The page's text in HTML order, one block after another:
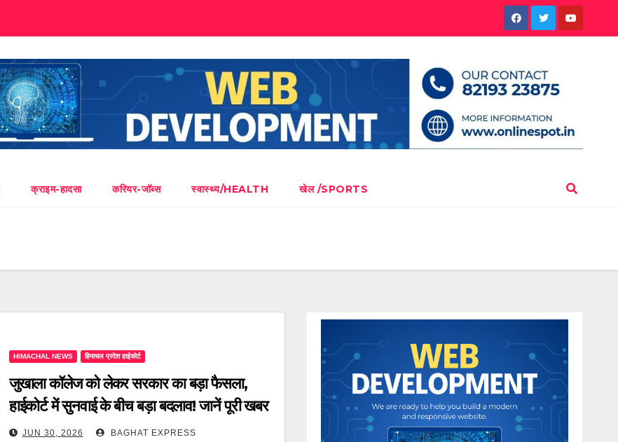
क्राइम-हादसा करियर-जॉब्स स्वास्थ्य/HEALTH खेल /SPORTS
HIMACHAL NEWS हिमाचल प्रदेश हाईकोर्ट
जुखाला कॉलेज को लेकर सरकार का बड़ा फैसला,
हाईकोर्ट में सुनवाई के बीच बड़ा बदलाव! जानें पूरी खबर
JUN 30, 2026 BAGHAT EXPRESS